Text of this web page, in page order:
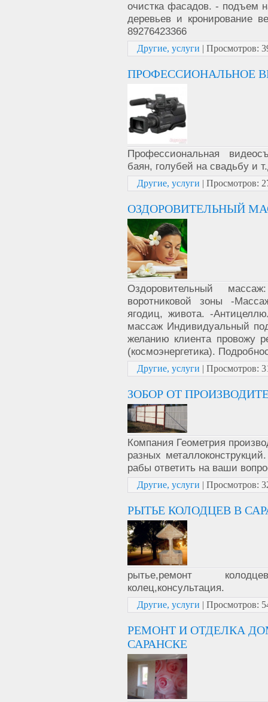
очистка фасадов. - подъем
деревьев и кронирование
89276423366
Другие, услуги | Просмотров:
ПРОФЕССИОНАЛЬНОЕ
Профессиональная
баян, голубей на свадьбу и
Другие, услуги | Просмотров:
ОЗДОРОВИТЕЛЬНЫЙ
Оздоровительный
воротниковой зоны -
ягодиц, живота. -
массаж Индивидуальный
желанию клиента провожу
(космоэнергетика).
Другие, услуги | Просмотров:
ЗОБОР ОТ
Компания Геометрия
разных
рабы ответить на ваши
Другие, услуги | Просмотров:
РЫТЬЕ КОЛОДЦЕВ В
рытье,ремонт
колец,консультация.
Другие, услуги | Просмотров:
РЕМОНТ И ОТДЕЛКА
САРАНСКЕ